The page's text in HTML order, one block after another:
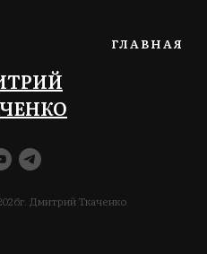
ГЛАВНАЯ
Дмитрий Ткаченко